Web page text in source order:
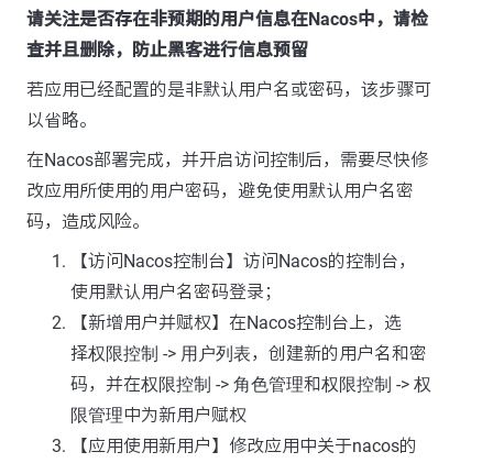
请关注是否存在非预期的用户信息在Nacos中，请检
查并且删除，防止黑客进行信息预留
若应用已经配置的是非默认用户名或密码，该步骤可
以省略。
在Nacos部署完成，并开启访问控制后，需要尽快修
改应用所使用的用户密码，避免使用默认用户名密
码，造成风险。
【访问Nacos控制台】访问Nacos的控制台，
使用默认用户名密码登录；
【新增用户并赋权】在Nacos控制台上，选
择权限控制 -> 用户列表，创建新的用户名和密
码，并在权限控制 -> 角色管理和权限控制 -> 权
限管理中为新用户赋权
【应用使用新用户】修改应用中关于nacos的